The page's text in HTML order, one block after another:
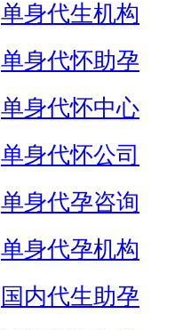
单身代生机构
单身代怀助孕
单身代怀中心
单身代怀公司
单身代孕咨询
单身代孕机构
国内代生助孕